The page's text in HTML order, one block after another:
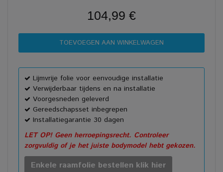
104,99 €
Lijmvrije folie voor eenvoudige installatie
Verwijderbaar tijdens en na installatie
Voorgesneden geleverd
Gereedschapsset inbegrepen
Installatiegarantie 30 dagen
LET OP! Geen herroepingsrecht. Controleer
zorgvuldig of je het juiste bodymodel hebt gekozen.
Enkele raamfolie bestellen klik hier